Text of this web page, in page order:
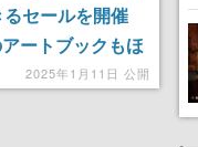
セールを開催
ートブックもほ
』のコミカ
2025年1月11日 公開